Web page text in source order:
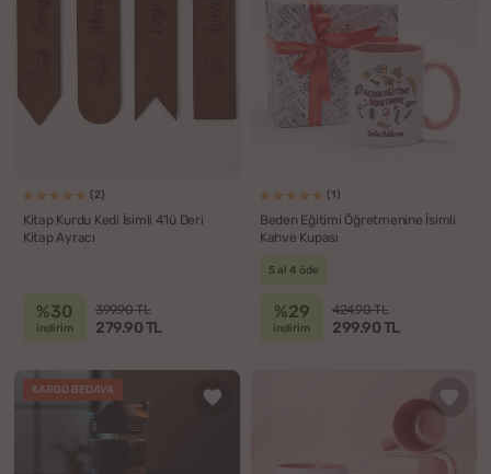
(2)
Kitap Kurdu Kedi İsimli 4'lü Deri
Kitap Ayracı
%30
indirim
399.90 TL
279.90 TL
(1)
Beden Eğitimi Öğretmenine İsimli
Kahve Kupası
5 al 4 öde
%29
indirim
424.90 TL
299.90 TL
KARGO BEDAVA